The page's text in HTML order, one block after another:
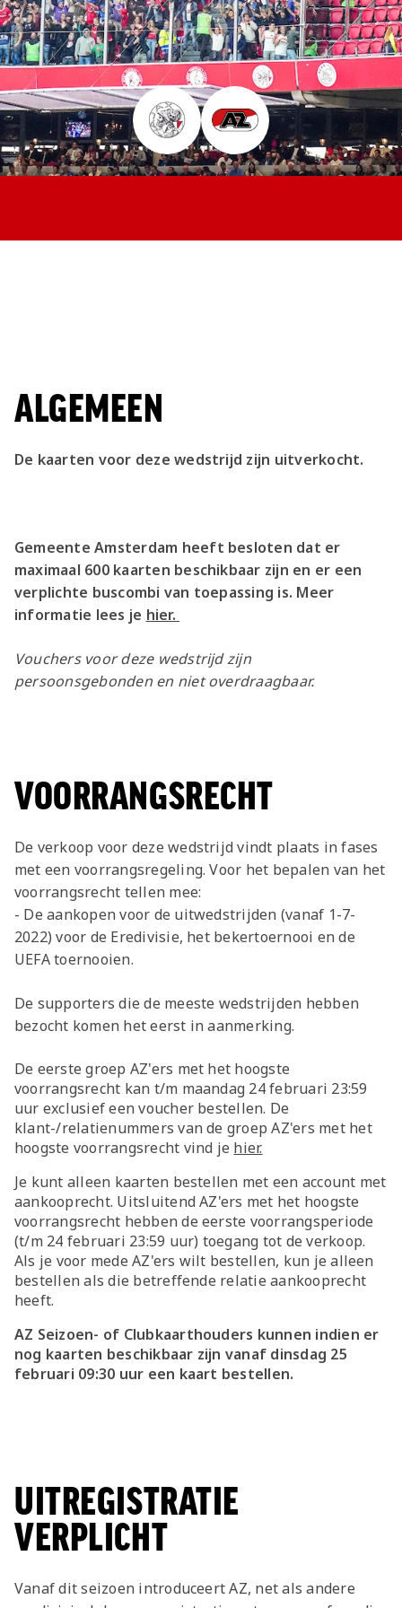
Jong AZ
Seizoenkaart
ALGEMEEN
De kaarten voor deze wedstrijd zijn uitverkocht.
Gemeente Amsterdam heeft besloten dat er
maximaal 600 kaarten beschikbaar zijn en er een
verplichte buscombi van toepassing is. Meer
informatie lees je hier.
Vouchers voor deze wedstrijd zijn
persoonsgebonden en niet overdraagbaar.
VOORRANGSRECHT
De verkoop voor deze wedstrijd vindt plaats in fases
met een voorrangsregeling. Voor het bepalen van het
voorrangsrecht tellen mee:
- De aankopen voor de uitwedstrijden (vanaf 1-7-
2022) voor de Eredivisie, het bekertoernooi en de
UEFA toernooien.
De supporters die de meeste wedstrijden hebben
bezocht komen het eerst in aanmerking.
De eerste groep AZ'ers met het hoogste
voorrangsrecht kan t/m maandag 24 februari 23:59
uur exclusief een voucher bestellen. De
klant-/relatienummers van de groep AZ'ers met het
hoogste voorrangsrecht vind je hier.
Je kunt alleen kaarten bestellen met een account met
aankooprecht. Uitsluitend AZ'ers met het hoogste
voorrangsrecht hebben de eerste voorrangsperiode
(t/m 24 februari 23:59 uur) toegang tot de verkoop.
Als je voor mede AZ'ers wilt bestellen, kun je alleen
bestellen als die betreffende relatie aankooprecht
heeft.
AZ Seizoen- of Clubkaarthouders kunnen indien er
nog kaarten beschikbaar zijn vanaf dinsdag 25
februari 09:30 uur een kaart bestellen.
UITREGISTRATIE
VERPLICHT
Vanaf dit seizoen introduceert AZ, net als andere